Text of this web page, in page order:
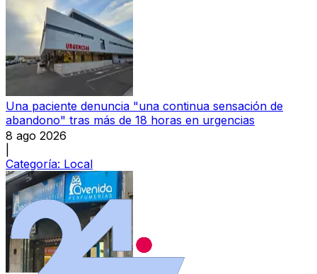
Una paciente denuncia "una continua sensación de
abandono" tras más de 18 horas en urgencias
8 ago 2026
Categoría: Local